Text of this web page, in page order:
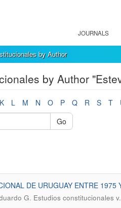
JOURNALS
by Author
by Author
K L M N O P Q R S T
Go
DE URUGUAY ENTRE 1975
G. Estudios constitucionales